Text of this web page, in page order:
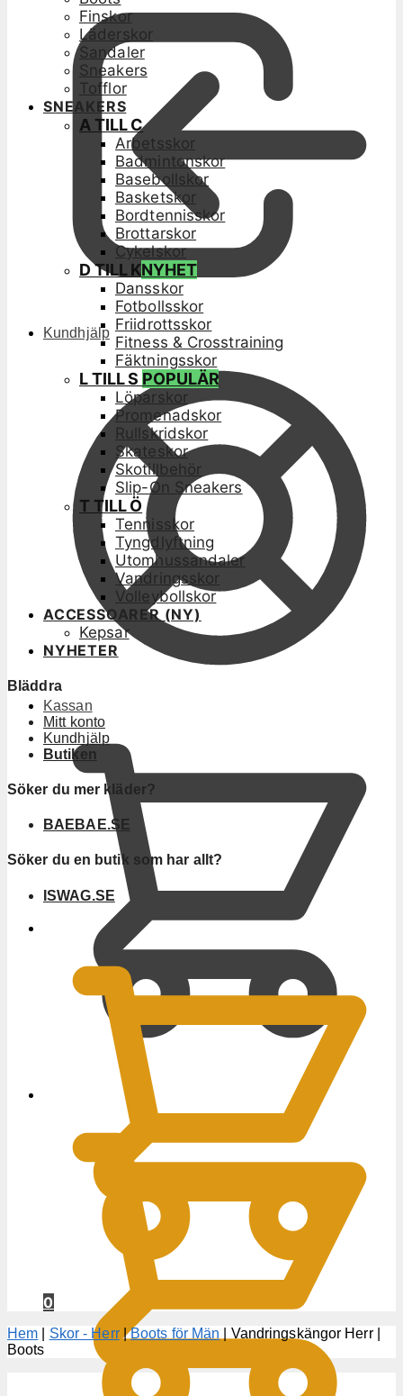
Kundhjälp
Kassan
Finskor
Läderskor
Sandaler
Sneakers
Tofflor
SNEAKERS
A TILL C
Arbetsskor
Badmintonskor
Basebollskor
Basketskor
Bordtennisskor
Brottarskor
Cykelskor
D TILL KNYHET
Dansskor
Fotbollsskor
Friidrottsskor
Fitness & Crosstraining
Fäktningsskor
L TILL S POPULÄR
Löparskor
Promenadskor
Rullskridskor
Skateskor
Skotillbehör
Slip-On Sneakers
T TILL Ö
Tennisskor
Tyngdlyftning
Utomhussandaler
Vandringsskor
Volleybollskor
ACCESSOARER (NY)
Kepsar
NYHETER
Bläddra
Mitt konto
Kundhjälp
Butiken
Söker du mer kläder?
BAEBAE.SE
Söker du en butik som har allt?
ISWAG.SE
0
Hem Skor - Herr|Boots för Män
Vandringskängor Herr |
Boots